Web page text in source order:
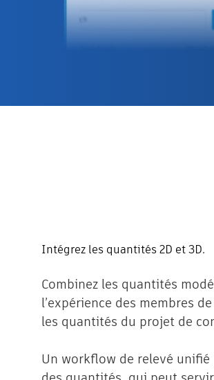
Intégrez les quantités 2D et 3D.
Combinez les quantités
l’expérience des membres
les quantités du projet de
Un workflow de relevé